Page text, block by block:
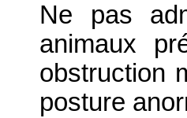
Ne pas
animaux
obstruction
posture